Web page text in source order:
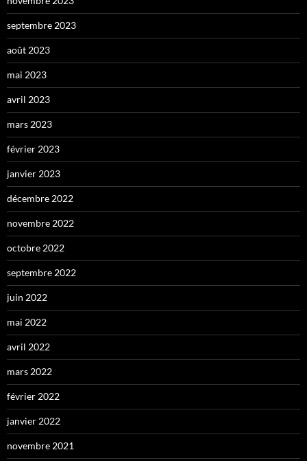
septembre 2023
août 2023
mai 2023
avril 2023
mars 2023
février 2023
janvier 2023
décembre 2022
novembre 2022
octobre 2022
septembre 2022
juin 2022
mai 2022
avril 2022
mars 2022
février 2022
janvier 2022
novembre 2021